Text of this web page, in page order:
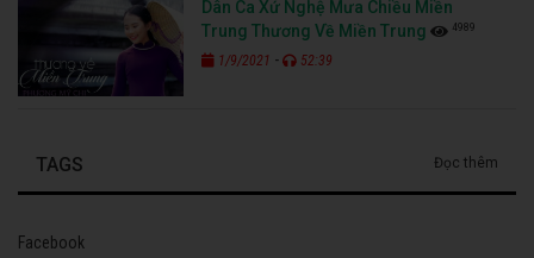
Dân Ca Xứ Nghệ Mưa Chiều Miền
Trung Thương Về Miền Trung
4989
1/9/2021 - 52:39
TAGS Đọc thêm
Facebook